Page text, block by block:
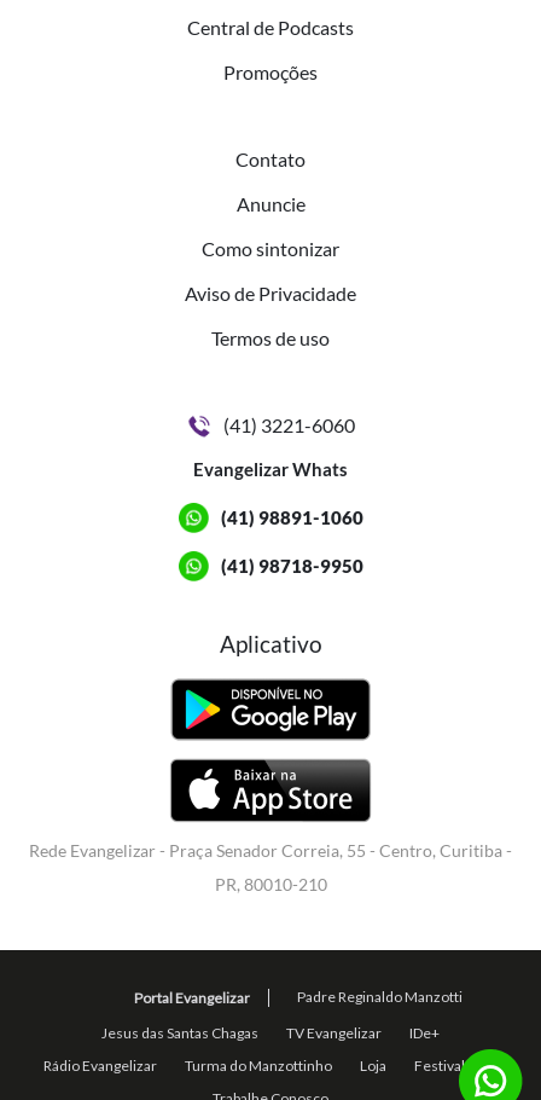
Central de Podcasts
Promoções
Contato
Anuncie
Como sintonizar
Aviso de Privacidade
Termos de uso
(41) 3221-6060
Evangelizar Whats
(41) 98891-1060
(41) 98718-9950
Aplicativo
Rede Evangelizar - Praça Senador Correia, 55 - Centro, Curitiba -
PR, 80010-210